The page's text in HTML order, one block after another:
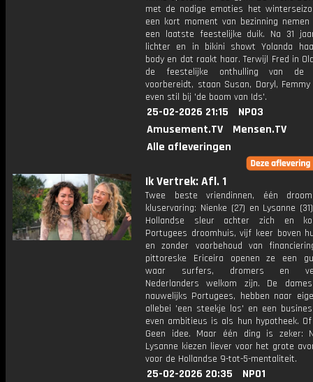
met de nodige emoties het
een kort moment van bezinning nemen
een laatste feestelijke duik. Na 31
lichter en in bikini showt Yolanda
body en dat raakt haar. Terwijl Fred in
de feestelijke onthulling van de
voorbereidt, staan Susan, Daryl,
even stil bij 'de boom van Ids'.
25-02-2026 21:15
NPO3
Amusement.TV
Mensen.TV
Alle afleveringen
Ik Vertrek: Afl. 1
Twee beste vriendinnen, één
kluservaring: Nienke (27) en Lysanne
Hollandse sleur achter zich en
Portugees droomhuis, vijf keer boven
en zonder voorbehoud van
pittoreske Ericeira openen ze een
waar surfers, dromers en
Nederlanders welkom zijn. De
nauwelijks Portugees, hebben naar
allebei 'een steekje los' en een
even ambitieus is als hun hypotheek.
Geen idee. Maar één ding is zeker:
Lysanne kiezen liever voor het grote
voor de Hollandse 9-tot-5-mentaliteit.
25-02-2026 20:35
NPO1